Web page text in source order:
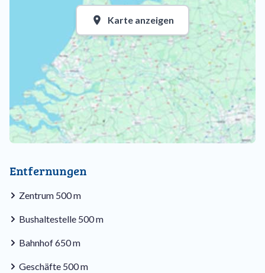
Karte anzeigen
Entfernungen
Zentrum 500 m
Bushaltestelle 500 m
Bahnhof 650 m
Geschäfte 500 m